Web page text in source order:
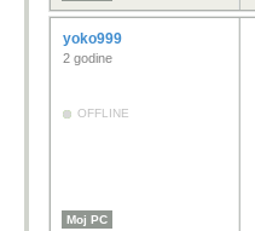
yoko999
2 godine
OFFLINE
Moj PC